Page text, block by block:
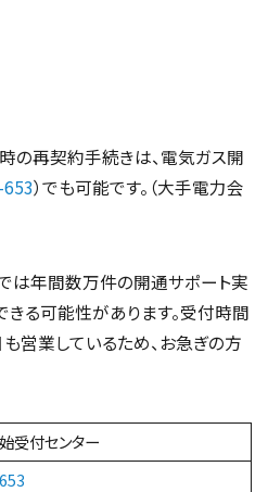
の再契約手続きは、電気ガス開
）でも可能です。（大手電力会
は年間数万件の開通サポート実
る可能性があります。受付時間
営業しているため、お急ぎの方
受付センター